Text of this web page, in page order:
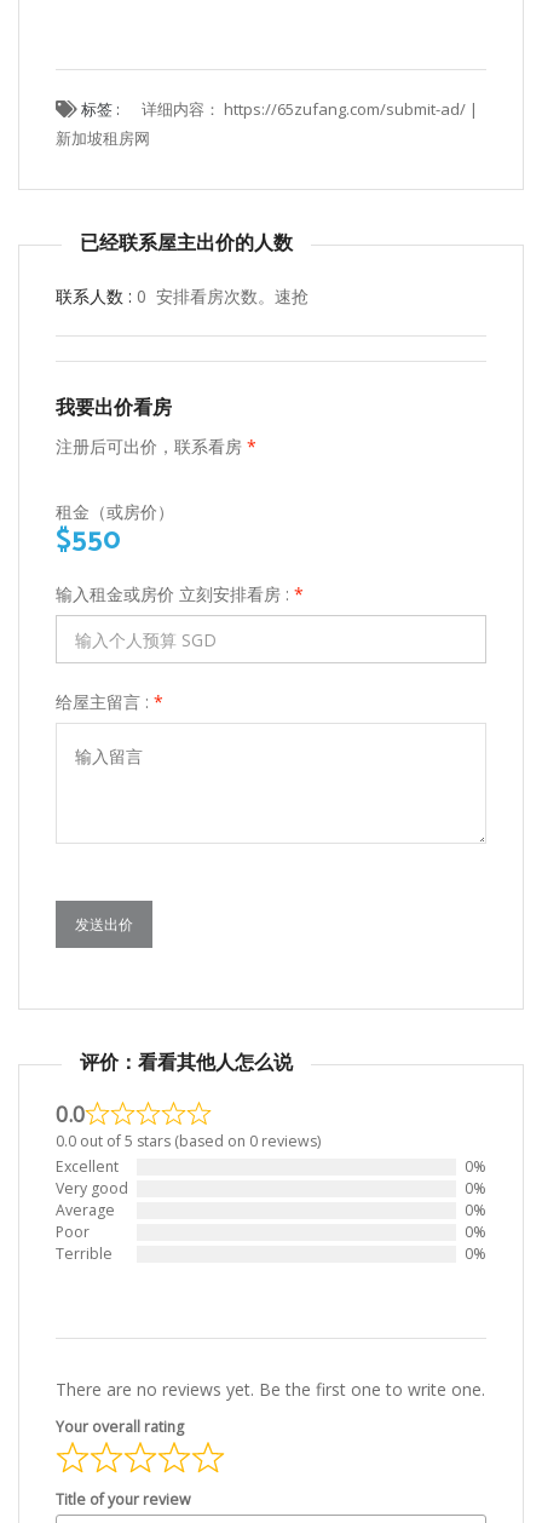
标签 :
详细内容： https://65zufang.com/submit-ad/ |
新加坡租房网
已经联系屋主出价的人数
联系人数 : 0 安排看房次数。速抢
我要出价看房
注册后可出价，联系看房 *
租金（或房价）
$550
输入租金或房价 立刻安排看房 : *
给屋主留言 : *
发送出价
评价：看看其他人怎么说
0.0
0.0 out of 5 stars (based on 0 reviews)
Excellent
0%
Very good
0%
Average
0%
Poor
0%
Terrible
0%
There are no reviews yet. Be the first one to write one.
Your overall rating
Title of your review